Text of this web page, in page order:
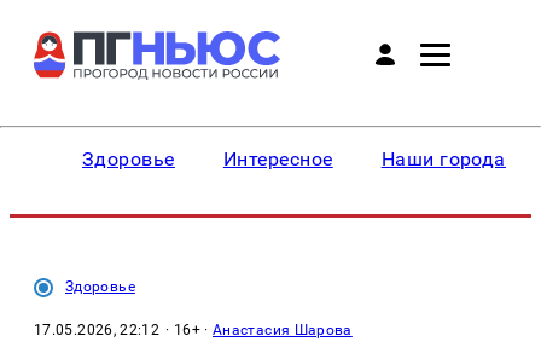
Здоровье Интересное Наши города
Здоровье
17.05.2026, 22:12 · 16+ ·Анастасия Шарова